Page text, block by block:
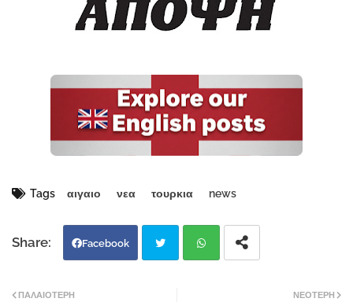
Tags αιγαιο νεα τουρκια news
Facebook
ΝΕΌΤΕΡΗ
ΠΑΛΑΙΌΤΕΡΗ